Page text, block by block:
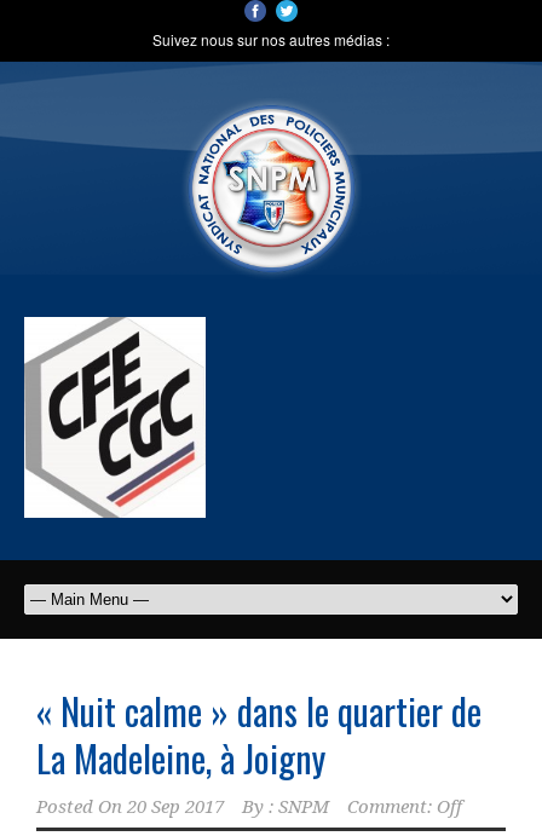
Suivez nous sur nos autres médias :
« Nuit calme » dans le quartier de
La Madeleine, à Joigny
Posted On 20 Sep 2017 By : SNPM Comment: Off